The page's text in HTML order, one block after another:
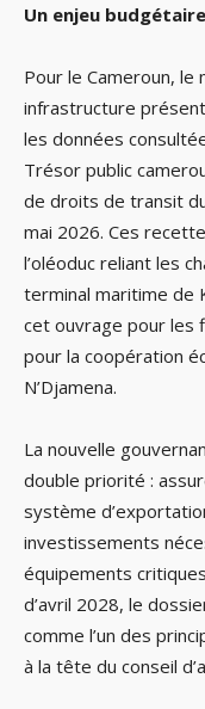
Un enjeu
Pour le Cameroun,
infrastructure
les données
Trésor public
de droits de transit
mai 2026. Ces
l’oléoduc reliant les
terminal maritime de
cet ouvrage pour les
pour la coopération
N’Djamena.
La nouvelle
double priorité :
système
investissements
équipements
d’avril 2028, le
comme l’un des
à la tête du conseil